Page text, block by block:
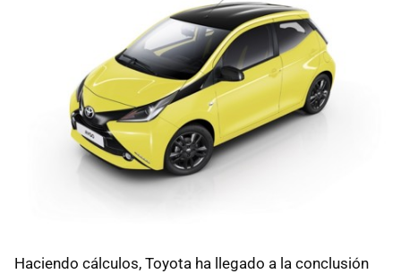
Haciendo cálculos, Toyota ha llegado a la conclusión